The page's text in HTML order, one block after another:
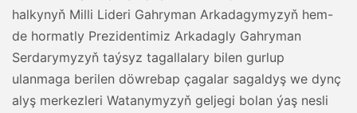
halkynyň Milli Lideri Gahryman Arkadagymyzyň hem-
de hormatly Prezidentimiz Arkadagly Gahryman
Serdarymyzyň taýsyz tagallalary bilen gurlup
ulanmaga berilen döwrebap çagalar sagaldyş we dynç
alyş merkezleri Watanymyzyň geljegi bolan ýaş nesli